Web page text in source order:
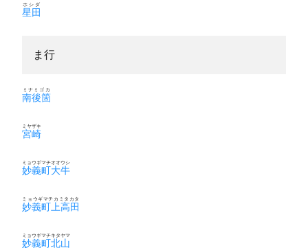
星田
ホシダ
ま行
南後箇
ミナミゴカ
宮崎
ミヤザキ
妙義町大牛
ミョウギマチオオウシ
妙義町上高田
ミョウギマチカミタカタ
妙義町北山
ミョウギマチキタヤマ